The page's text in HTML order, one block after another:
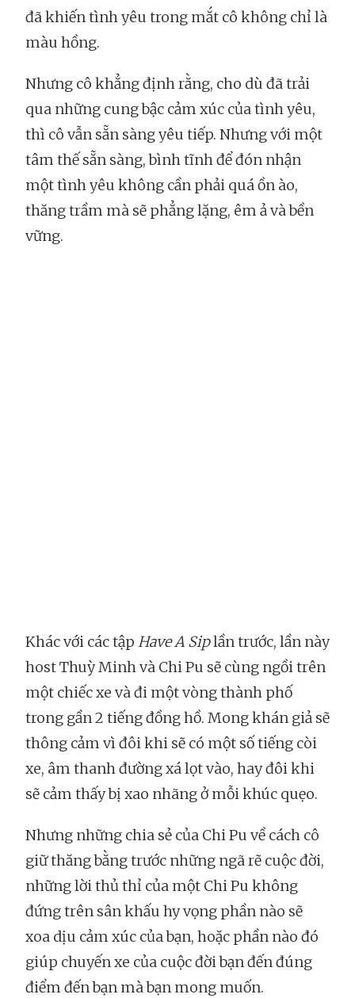
đã khiến tình yêu trong mắt cô không chỉ là
màu hồng.
Nhưng cô khẳng định rằng, cho dù đã trải
qua những cung bậc cảm xúc của tình yêu,
thì cô vẫn sẵn sàng yêu tiếp. Nhưng với một
tâm thế sẵn sàng, bình tĩnh để đón nhận
một tình yêu không cần phải quá ồn ào,
thăng trầm mà sẽ phẳng lặng, êm ả và bền
vững.
Khác với các tập Have A Siplần trước, lần này
host Thuỳ Minh và Chi Pu sẽ cùng ngồi trên
một chiếc xe và đi một vòng thành phố
trong gần 2 tiếng đồng hồ. Mong khán giả sẽ
thông cảm vì đôi khi sẽ có một số tiếng còi
xe, âm thanh đường xá lọt vào, hay đôi khi
sẽ cảm thấy bị xao nhãng ở mỗi khúc quẹo.
Nhưng những chia sẻ của Chi Pu về cách cô
giữ thăng bằng trước những ngã rẽ cuộc đời,
những lời thủ thỉ của một Chi Pu không
đứng trên sân khấu hy vọng phần nào sẽ
xoa dịu cảm xúc của bạn, hoặc phần nào đó
giúp chuyến xe của cuộc đời bạn đến đúng
điểm đến bạn mà bạn mong muốn.